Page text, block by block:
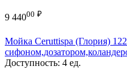
9 44000 ₽
Мойка Ceruttispa (Глория)
Доступность: 4 ед.